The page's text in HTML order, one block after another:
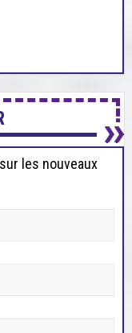
les nouveaux